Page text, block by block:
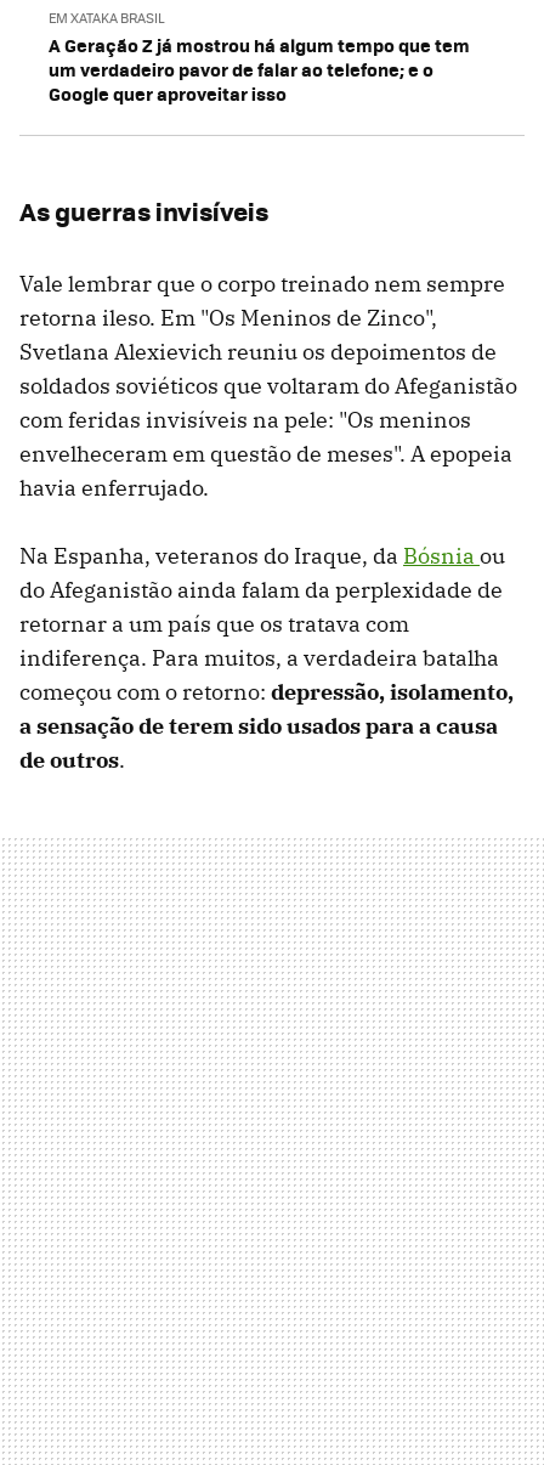
EM XATAKA BRASIL
A Geração Z já mostrou há algum tempo que tem
um verdadeiro pavor de falar ao telefone; e o
Google quer aproveitar isso
As guerras invisíveis
Vale lembrar que o corpo treinado nem sempre
retorna ileso. Em "Os Meninos de Zinco",
Svetlana Alexievich reuniu os depoimentos de
soldados soviéticos que voltaram do Afeganistão
com feridas invisíveis na pele: "Os meninos
envelheceram em questão de meses". A epopeia
havia enferrujado.
Na Espanha, veteranos do Iraque, da Bósnia ou
do Afeganistão ainda falam da perplexidade de
retornar a um país que os tratava com
indiferença. Para muitos, a verdadeira batalha
começou com o retorno: depressão, isolamento,
a sensação de terem sido usados ​​para a causa
de outros.